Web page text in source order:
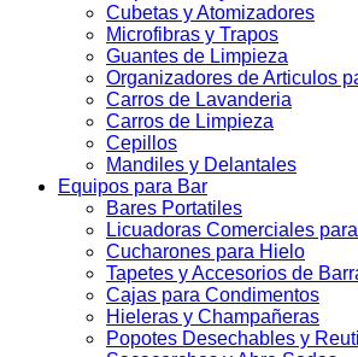
Cubetas y Atomizadores
Microfibras y Trapos
Guantes de Limpieza
Organizadores de Articulos
Carros de Lavanderia
Carros de Limpieza
Cepillos
Mandiles y Delantales
Equipos para Bar
Bares Portatiles
Licuadoras Comerciales
Cucharones para Hielo
Tapetes y Accesorios de
Cajas para Condimentos
Hieleras y Champañeras
Popotes Desechables y